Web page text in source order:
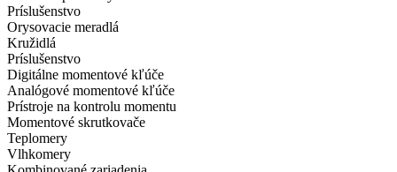
Príslušenstvo
Orysovacie meradlá
Kružidlá
Príslušenstvo
Digitálne momentové kľúče
Analógové momentové kľúče
Prístroje na kontrolu momentu
Momentové skrutkovače
Teplomery
Vlhkomery